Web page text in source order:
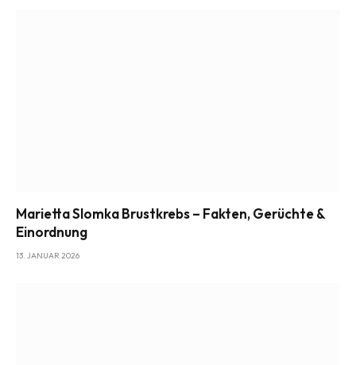
Marietta Slomka Brustkrebs – Fakten, Gerüchte &
Einordnung
13. JANUAR 2026